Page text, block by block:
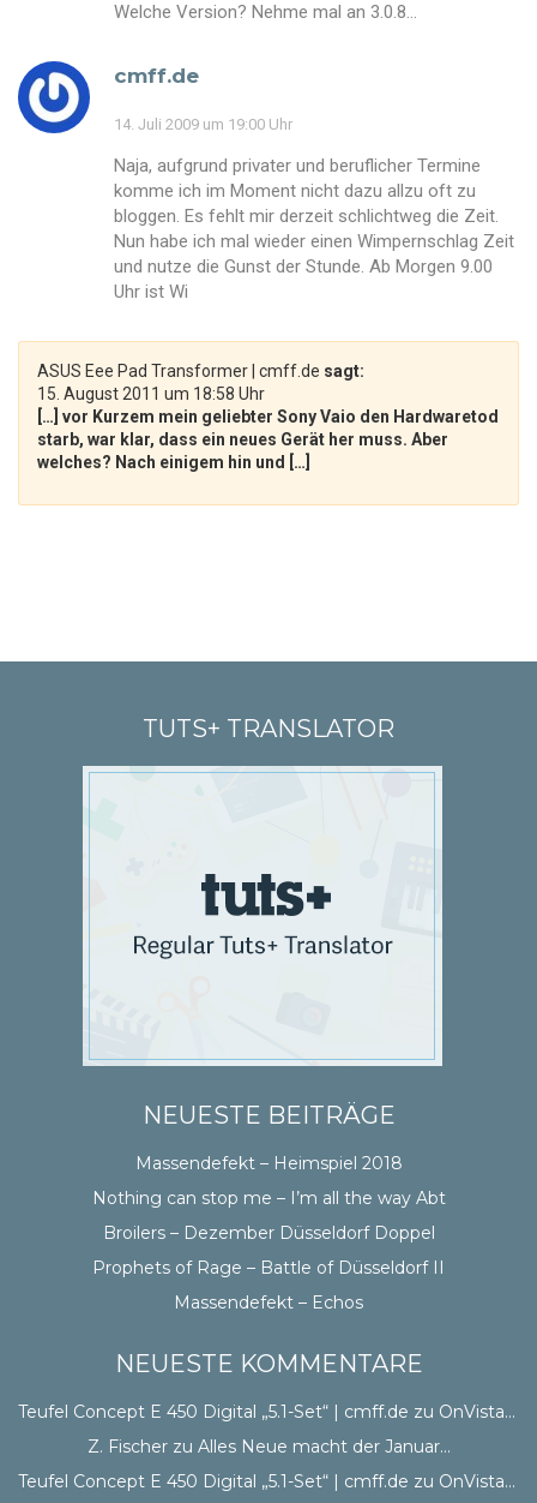
Welche Version? Nehme mal an 3.0.8…
cmff.de
14. Juli 2009 um 19:00 Uhr
Naja, aufgrund privater und beruflicher Termine
komme ich im Moment nicht dazu allzu oft zu
bloggen. Es fehlt mir derzeit schlichtweg die Zeit.
Nun habe ich mal wieder einen Wimpernschlag Zeit
und nutze die Gunst der Stunde. Ab Morgen 9.00
Uhr ist Wi
ASUS Eee Pad Transformer | cmff.de sagt:
15. August 2011 um 18:58 Uhr
[…] vor Kurzem mein geliebter Sony Vaio den Hardwaretod
starb, war klar, dass ein neues Gerät her muss. Aber
welches? Nach einigem hin und […]
TUTS+ TRANSLATOR
NEUESTE BEITRÄGE
Massendefekt – Heimspiel 2018
Nothing can stop me – I’m all the way Abt
Broilers – Dezember Düsseldorf Doppel
Prophets of Rage – Battle of Düsseldorf II
Massendefekt – Echos
NEUESTE KOMMENTARE
Teufel Concept E 450 Digital „5.1-Set“ | cmff.de zu OnVista CSS
Z. Fischerzu Alles Neue macht der Januar…
Teufel Concept E 450 Digital „5.1-Set“ | cmff.de zu OnVista CSS